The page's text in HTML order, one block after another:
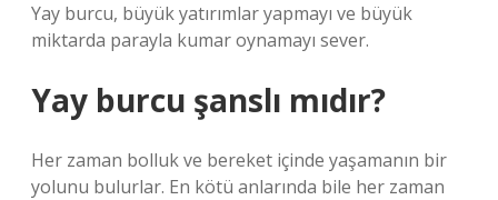
Yay burcu, büyük yatırımlar yapmayı ve büyük
miktarda parayla kumar oynamayı sever.
Yay burcu şanslı mıdır?
Her zaman bolluk ve bereket içinde yaşamanın bir
yolunu bulurlar. En kötü anlarında bile her zaman